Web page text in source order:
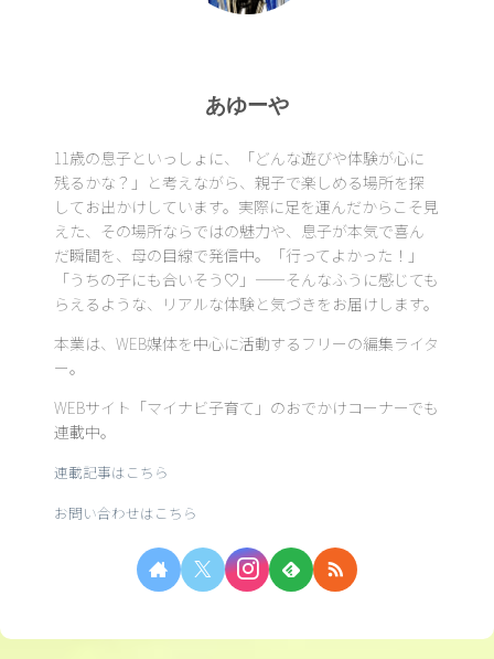
あゆーや
11歳の息子といっしょに、「どんな遊びや体験が心に
残るかな？」と考えながら、親子で楽しめる場所を探
してお出かけしています。実際に足を運んだからこそ見
えた、その場所ならではの魅力や、息子が本気で喜ん
だ瞬間を、母の目線で発信中。「行ってよかった！」
「うちの子にも合いそう♡」——そんなふうに感じても
らえるような、リアルな体験と気づきをお届けします。
本業は、WEB媒体を中心に活動するフリーの編集ライタ
ー。
WEBサイト「マイナビ子育て」のおでかけコーナーでも
連載中。
連載記事はこちら
お問い合わせはこちら